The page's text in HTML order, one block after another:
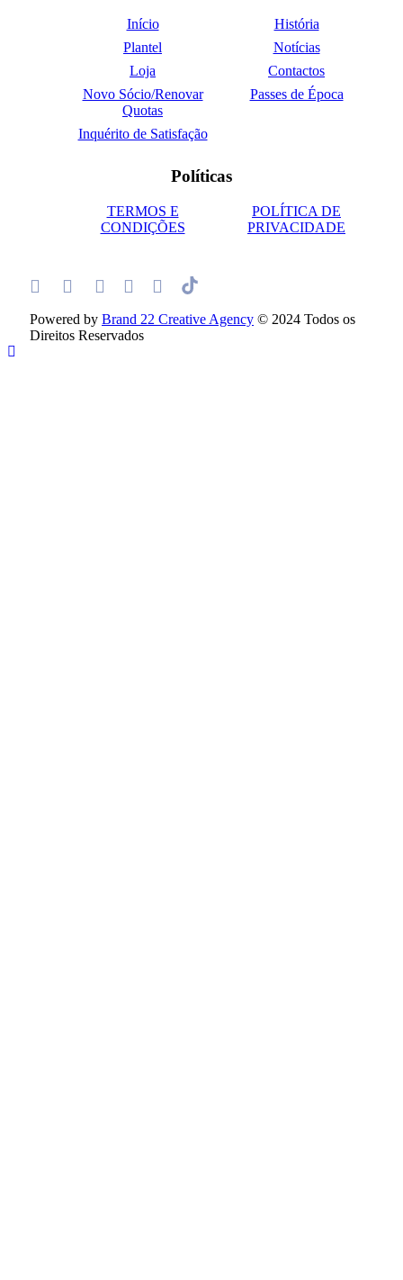
Início
História
Plantel
Notícias
Loja
Contactos
Novo Sócio/Renovar
Quotas
Passes de Época
Inquérito de Satisfação
Políticas
TERMOS E
CONDIÇÕES
POLÍTICA DE
PRIVACIDADE
Powered by Brand 22 Creative Agency © 2024 Todos os
Direitos Reservados